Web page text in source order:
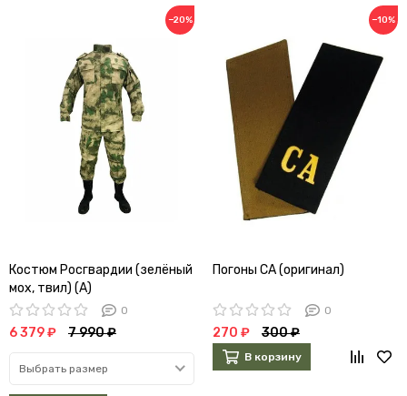
−20%
Костюм Росгвардии (зелёный
мох, твил) (А)
0
6 379 ₽ 7 990 ₽
Выбрать размер
−10%
Погоны СА (оригинал)
0
270 ₽ 300 ₽
В корзину